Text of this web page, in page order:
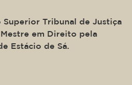
Superior Tribunal de Justiça
em Direito pela
Estácio de Sá.